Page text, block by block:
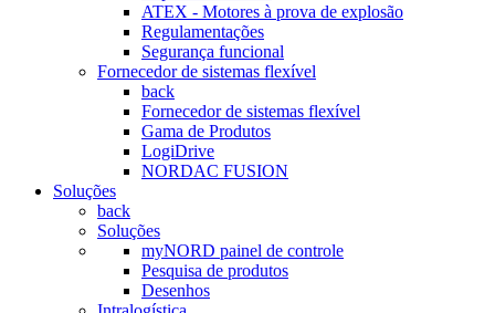
ATEX - Motores à prova de explosão
Regulamentações
Segurança funcional
Fornecedor de sistemas flexível
back
Fornecedor de sistemas flexível
Gama de Produtos
LogiDrive
NORDAC FUSION
Soluções
back
Soluções
myNORD painel de controle
Pesquisa de produtos
Desenhos